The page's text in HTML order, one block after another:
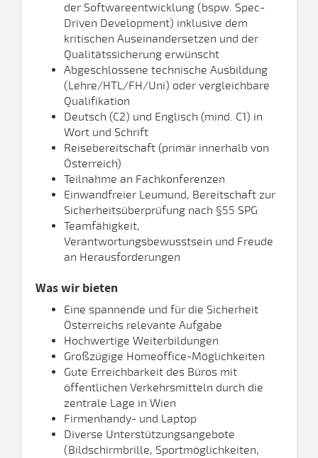
der Softwareentwicklung (bspw. Spec-
Driven Development) inklusive dem
kritischen Auseinandersetzen und der
Qualitätssicherung erwünscht
Abgeschlossene technische Ausbildung
(Lehre/HTL/FH/Uni) oder vergleichbare
Qualifikation
Deutsch (C2) und Englisch (mind. C1) in
Wort und Schrift
Reisebereitschaft (primär innerhalb von
Österreich)
Teilnahme an Fachkonferenzen
Einwandfreier Leumund, Bereitschaft zur
Sicherheitsüberprüfung nach §55 SPG
Teamfähigkeit,
Verantwortungsbewusstsein und Freude
an Herausforderungen
Was wir bieten
Eine spannende und für die Sicherheit
Österreichs relevante Aufgabe
Hochwertige Weiterbildungen
Großzügige Homeoffice-Möglichkeiten
Gute Erreichbarkeit des Büros mit
öffentlichen Verkehrsmitteln durch die
zentrale Lage in Wien
Firmenhandy- und Laptop
Diverse Unterstützungsangebote
(Bildschirmbrille, Sportmöglichkeiten,